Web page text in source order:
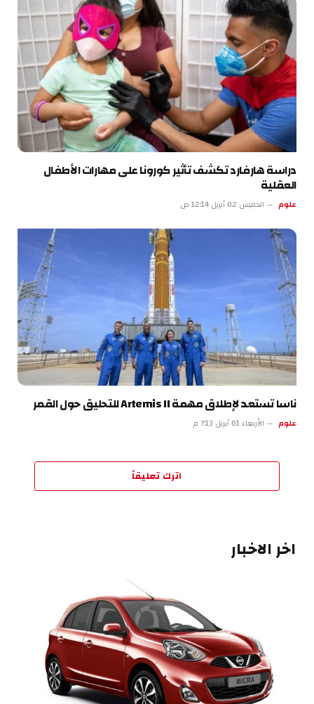
دراسة هارفارد تكشف تأثير كورونا على مهارات الأطفال
العقلية
علوم الخميس 02 أبريل 12:14 ص
ناسا تستعد لإطلاق مهمة Artemis II للتحليق حول القمر
علوم الأربعاء 01 أبريل 7:13 م
اترك تعليقاً
اخر الاخبار